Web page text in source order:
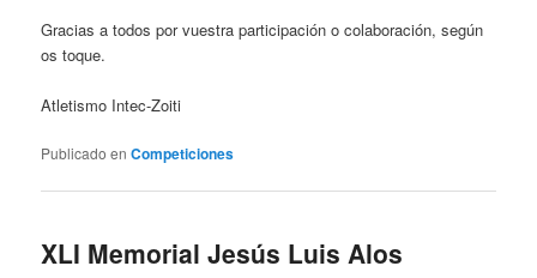
Gracias a todos por vuestra participación o colaboración, según
os toque.
Atletismo Intec-Zoiti
Publicado en Competiciones
XLI Memorial Jesús Luis Alos